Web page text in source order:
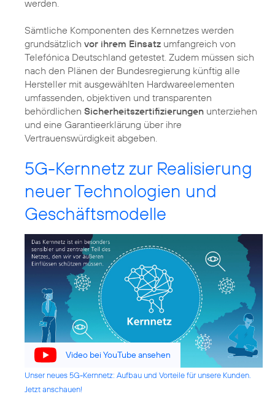
werden.
Sämtliche Komponenten des Kernnetzes werden
grundsätzlich vor ihrem Einsatz umfangreich von
Telefónica Deutschland getestet. Zudem müssen sich
nach den Plänen der Bundesregierung künftig alle
Hersteller mit ausgewählten Hardwareelementen
umfassenden, objektiven und transparenten
behördlichen Sicherheitszertifizierungen unterziehen
und eine Garantieerklärung über ihre
Vertrauenswürdigkeit abgeben.
5G-Kernnetz zur Realisierung
neuer Technologien und
Geschäftsmodelle
Video bei YouTube ansehen
Unser neues 5G-Kernnetz: Aufbau und Vorteile für unsere Kunden.
Jetzt anschauen!